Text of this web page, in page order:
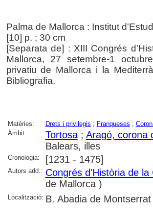
Palma de Mallorca : Institut
[10] p. ; 30 cm
[Separata de] : XIII Congrés
Mallorca, 27 setembre-1
privatiu de Mallorca i la
Bibliografia.
Matèries: Drets i privilegis ; Franqueses ;
Àmbit:
Tortosa; Aragó, corona
Balears, illes
Cronologia: [1231 - 1475]
Autors add.: Congrés d'Història de la
de Mallorca )
Localització: B. Abadia de Montserrat